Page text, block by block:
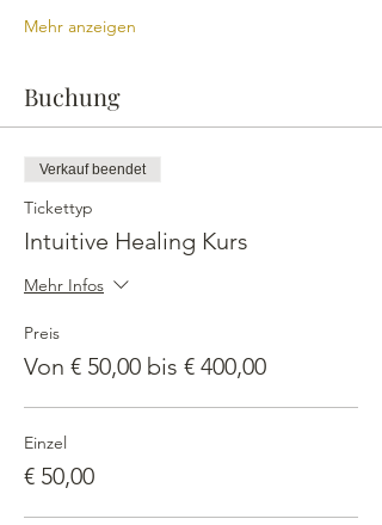
Mehr anzeigen
Buchung
Verkauf beendet
Tickettyp
Intuitive Healing Kurs
Mehr Infos
Preis
Von € 50,00 bis € 400,00
Einzel
€ 50,00